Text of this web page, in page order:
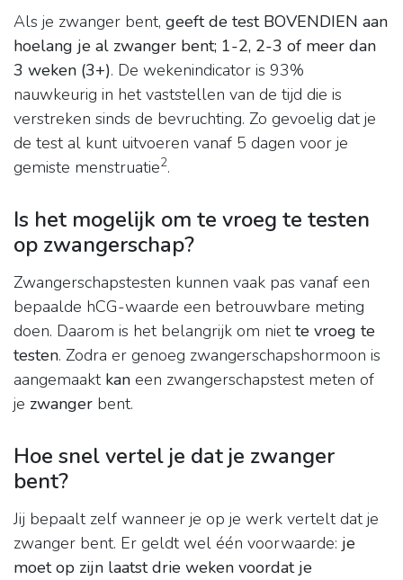
Als je zwanger bent, geeft de test BOVENDIEN aan
hoelang je al zwanger bent; 1-2, 2-3 of meer dan
3 weken (3+). De wekenindicator is 93%
nauwkeurig in het vaststellen van de tijd die is
verstreken sinds de bevruchting. Zo gevoelig dat je
de test al kunt uitvoeren vanaf 5 dagen voor je
gemiste menstruatie2.
Is het mogelijk om te vroeg te testen
op zwangerschap?
Zwangerschapstesten kunnen vaak pas vanaf een
bepaalde hCG-waarde een betrouwbare meting
doen. Daarom is het belangrijk om niette vroeg te
testen. Zodra er genoeg zwangerschapshormoon is
aangemaakt kan een zwangerschapstest meten of
je zwanger bent.
Hoe snel vertel je dat je zwanger
bent?
Jij bepaalt zelf wanneer je op je werk vertelt dat je
zwanger bent. Er geldt wel één voorwaarde: je
moet op zijn laatst drie weken voordat je